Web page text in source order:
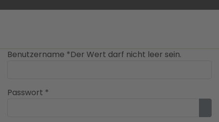
Benutzername *Der Wert darf nicht leer sein.
Passwort *